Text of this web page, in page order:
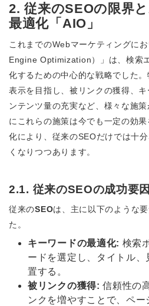
2. 従来のSEOの限界
最適化「AIO」
これまでのWebマーケティングに
Engine Optimization）」は、検索
化するための中心的な戦略でした
表示を目指し、被リンクの獲得、
ンテンツ量の充実など、様々な施
にこれらの施策は今でも一定の効
化により、従来のSEOだけでは十
くなりつつあります。
2.1. 従来のSEOの成功要
従来のSEOは、主に以下のような
た。
キーワードの最適化: 検索
ードを選定し、タイトル
置する。
被リンクの獲得: 信頼性の
ンクを増やすことで、ペー